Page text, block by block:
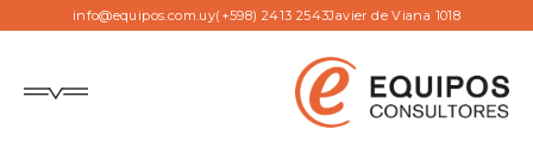
info@equipos.com.uy(+598) 2413 2543Javier de Viana 1018